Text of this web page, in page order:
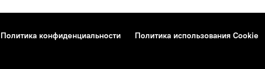
Политика конфиденциальности
Политика использования Cookie